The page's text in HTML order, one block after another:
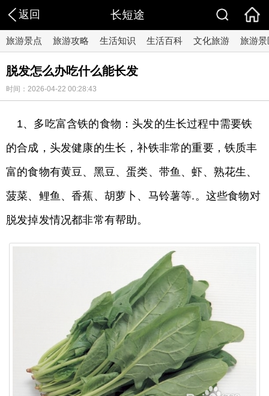
返回 长短途
旅游景点 旅游攻略 生活知识 生活百科 文化旅游 旅游景
脱发怎么办吃什么能长发
时间：2026-04-22 00:28:43
1、多吃富含铁的食物：头发的生长过程中需要铁
的合成，头发健康的生长，补铁非常的重要，铁质丰
富的食物有黄豆、黑豆、蛋类、带鱼、虾、熟花生、
菠菜、鲤鱼、香蕉、胡萝卜、马铃薯等.。这些食物对
脱发掉发情况都非常有帮助。